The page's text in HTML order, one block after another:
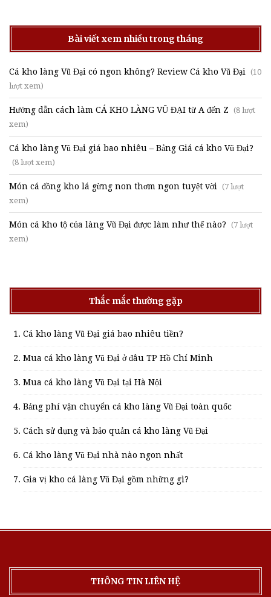
Bài viết xem nhiều trong tháng
Cá kho làng Vũ Đại có ngon không? Review Cá kho Vũ Đại (10
lượt xem)
Hướng dẫn cách làm CÁ KHO LÀNG VŨ ĐẠI từ A đến Z (8 lượt
xem)
Cá kho làng Vũ Đại giá bao nhiêu – Bảng Giá cá kho Vũ Đại?
(8 lượt xem)
Món cá đồng kho lá gừng non thơm ngon tuyệt vời (7 lượt
xem)
Món cá kho tộ của làng Vũ Đại được làm như thế nào? (7 lượt
xem)
Thắc mắc thường gặp
Cá kho làng Vũ Đại giá bao nhiêu tiền?
Mua cá kho làng Vũ Đại ở đâu TP Hồ Chí Minh
Mua cá kho làng Vũ Đại tại Hà Nội
Bảng phí vận chuyển cá kho làng Vũ Đại toàn quốc
Cách sử dụng và bảo quản cá kho làng Vũ Đại
Cá kho làng Vũ Đại nhà nào ngon nhất
Gia vị kho cá làng Vũ Đại gồm những gì?
THÔNG TIN LIÊN HỆ